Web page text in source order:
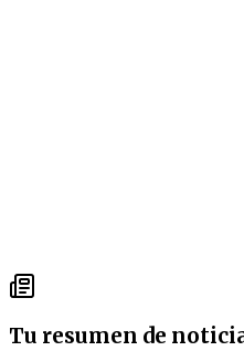
Tu resumen de